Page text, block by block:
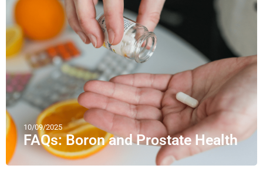
10/09/2025
FAQs: Boron and Prostate Health